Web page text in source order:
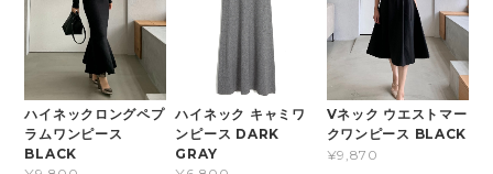
ハイネックロングペプ
ラムワンピース
BLACK
ハイネック キャミワ
ンピース DARK
GRAY
Vネック ウエストマー
クワンピース BLACK
¥9,870